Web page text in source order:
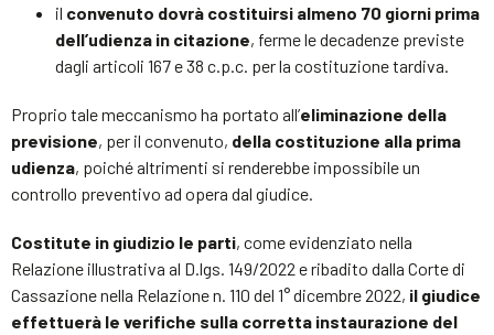
il convenuto dovrà costituirsi almeno 70 giorni prima
dell’udienza in citazione, ferme le decadenze previste
dagli articoli 167 e 38 c.p.c. per la costituzione tardiva.
Proprio tale meccanismo ha portato all’eliminazione della
previsione, per il convenuto, della costituzione alla prima
udienza, poiché altrimenti si renderebbe impossibile un
controllo preventivo ad opera dal giudice.
Costitute in giudizio le parti, come evidenziato nella
Relazione illustrativa al D.lgs. 149/2022 e ribadito dalla Corte di
Cassazione nella Relazione n. 110 del 1° dicembre 2022, il giudice
effettuerà le verifiche sulla corretta instaurazione del